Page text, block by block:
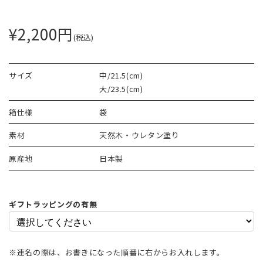
¥2,200円 (税込)
サイズ
中/21.5(cm)
大/23.5(cm)
箱仕様 袋
素材 天然木・ウレタン塗り
原産地 日本製
ギフトラッピングの有無
※連名の際は、お書きになった順番に右からお入れします。